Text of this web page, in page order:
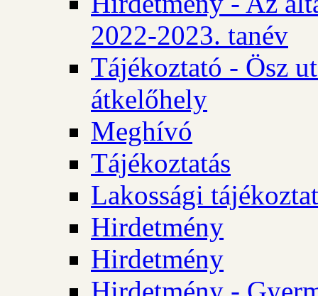
2022-2023. tanév
Tájékoztató - Ösz
átkelőhely
Meghívó
Tájékoztatás
Lakossági
Hirdetmény
Hirdetmény